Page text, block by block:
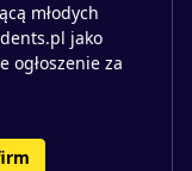
młodych
jako
ogłoszenie za